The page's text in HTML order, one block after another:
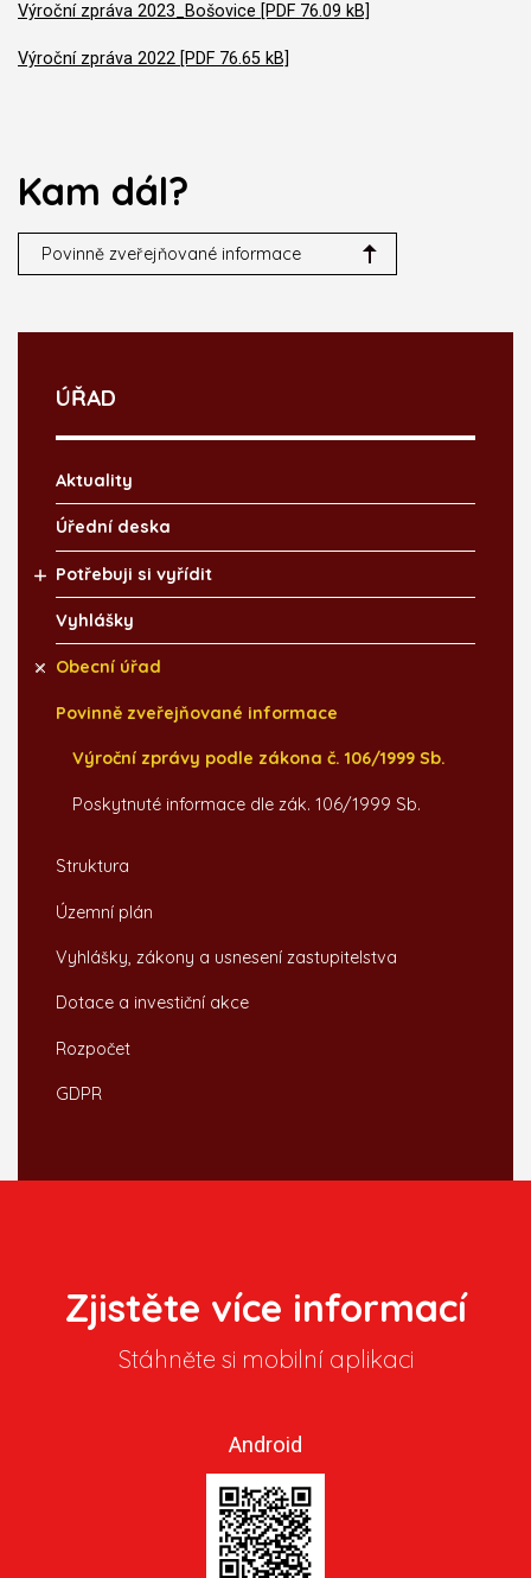
Výroční zpráva 2023_Bošovice [PDF 76.09 kB]
Výroční zpráva 2022 [PDF 76.65 kB]
Kam dál?
Povinně zveřejňované informace
ÚŘAD
Aktuality
Úřední deska
Potřebuji si vyřídit
Vyhlášky
Obecní úřad
Povinně zveřejňované informace
Výroční zprávy podle zákona č. 106/1999 Sb.
Poskytnuté informace dle zák. 106/1999 Sb.
Struktura
Územní plán
Vyhlášky, zákony a usnesení zastupitelstva
Dotace a investiční akce
Rozpočet
GDPR
Zjistěte více informací
Stáhněte si mobilní aplikaci
Android